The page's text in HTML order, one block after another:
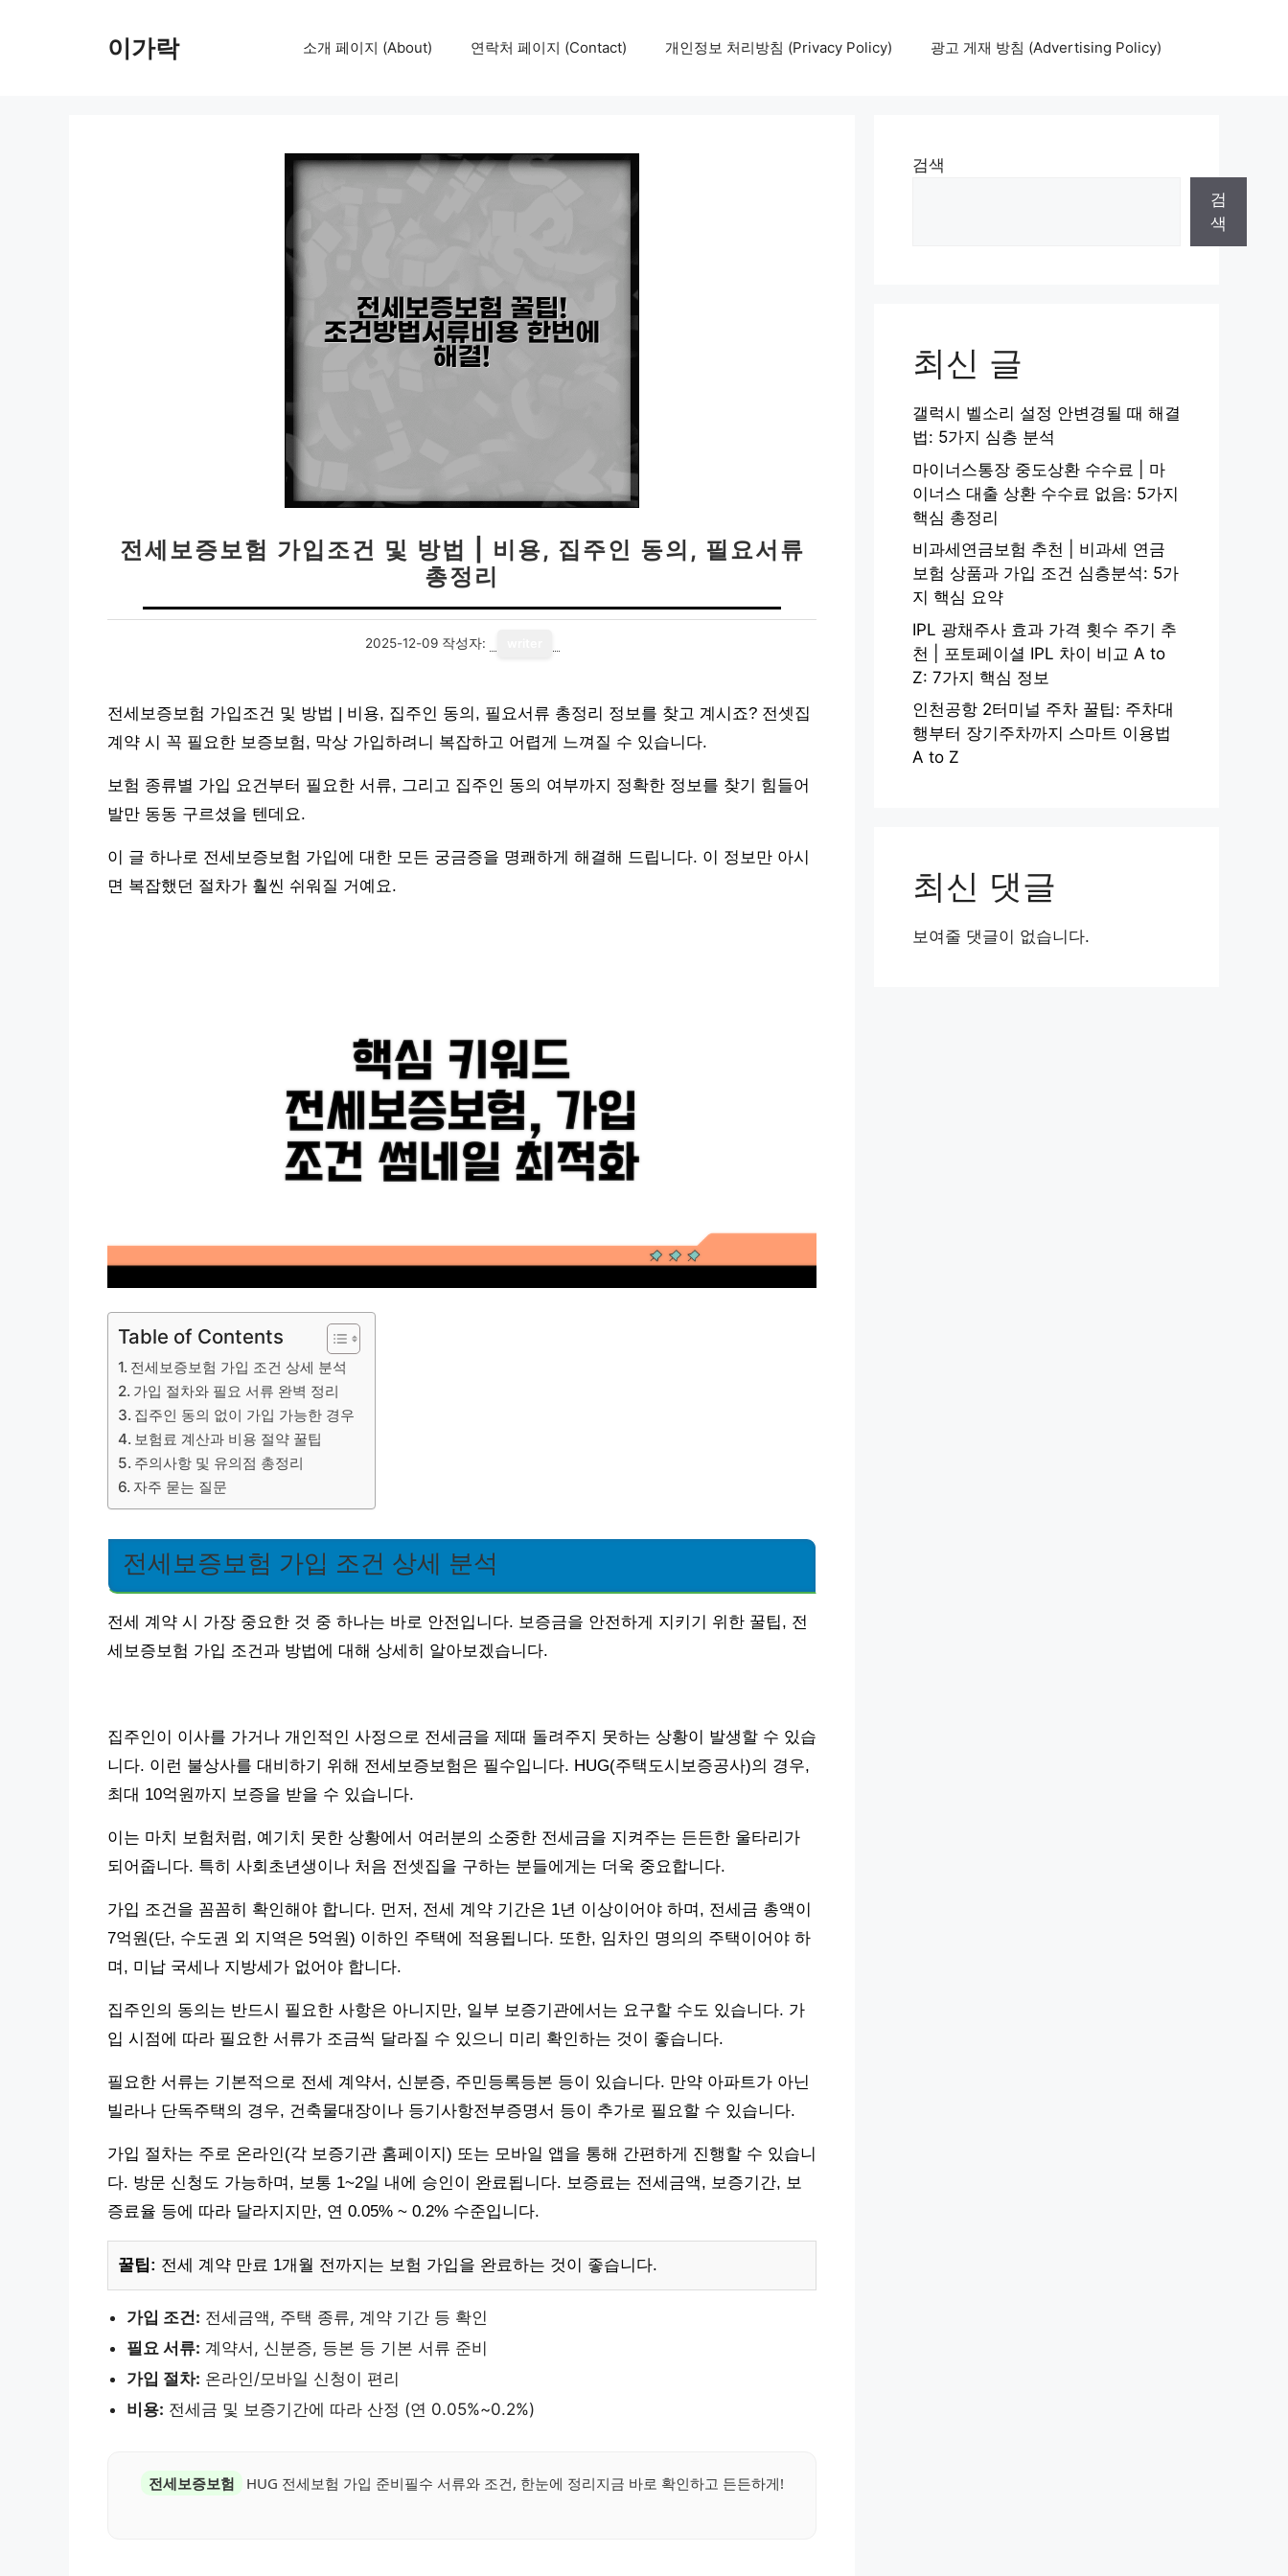
이가락 소개 페이지 (About) 연락처 페이지 (Contact) 개인정보 처리방침 (Privacy Policy) 광고 게재 방침 (Advertising Policy)
전세보증보험 가입조건 및 방법 | 비용, 집주인 동의, 필요서류
총정리
2025-12-09 작성자:
전세보증보험 가입조건 및 방법 | 비용, 집주인 동의, 필요서류 총정리 정보를 찾고 계시죠? 전셋집
계약 시 꼭 필요한 보증보험, 막상 가입하려니 복잡하고 어렵게 느껴질 수 있습니다.
보험 종류별 가입 요건부터 필요한 서류, 그리고 집주인 동의 여부까지 정확한 정보를 찾기 힘들어
발만 동동 구르셨을 텐데요.
이 글 하나로 전세보증보험 가입에 대한 모든 궁금증을 명쾌하게 해결해 드립니다. 이 정보만 아시
면 복잡했던 절차가 훨씬 쉬워질 거예요.
Table of Contents
전세보증보험 가입 조건 상세 분석
가입 절차와 필요 서류 완벽 정리
집주인 동의 없이 가입 가능한 경우
보험료 계산과 비용 절약 꿀팁
주의사항 및 유의점 총정리
자주 묻는 질문
전세보증보험 가입 조건 상세 분석
전세 계약 시 가장 중요한 것 중 하나는 바로 안전입니다. 보증금을 안전하게 지키기 위한 꿀팁, 전
세보증보험 가입 조건과 방법에 대해 상세히 알아보겠습니다.
집주인이 이사를 가거나 개인적인 사정으로 전세금을 제때 돌려주지 못하는 상황이 발생할 수 있습
니다. 이런 불상사를 대비하기 위해 전세보증보험은 필수입니다. HUG(주택도시보증공사)의 경우,
최대 10억원까지 보증을 받을 수 있습니다.
이는 마치 보험처럼, 예기치 못한 상황에서 여러분의 소중한 전세금을 지켜주는 든든한 울타리가
되어줍니다. 특히 사회초년생이나 처음 전셋집을 구하는 분들에게는 더욱 중요합니다.
가입 조건을 꼼꼼히 확인해야 합니다. 먼저, 전세 계약 기간은 1년 이상이어야 하며, 전세금 총액이
7억원(단, 수도권 외 지역은 5억원) 이하인 주택에 적용됩니다. 또한, 임차인 명의의 주택이어야 하
며, 미납 국세나 지방세가 없어야 합니다.
집주인의 동의는 반드시 필요한 사항은 아니지만, 일부 보증기관에서는 요구할 수도 있습니다. 가
입 시점에 따라 필요한 서류가 조금씩 달라질 수 있으니 미리 확인하는 것이 좋습니다.
필요한 서류는 기본적으로 전세 계약서, 신분증, 주민등록등본 등이 있습니다. 만약 아파트가 아닌
빌라나 단독주택의 경우, 건축물대장이나 등기사항전부증명서 등이 추가로 필요할 수 있습니다.
가입 절차는 주로 온라인(각 보증기관 홈페이지) 또는 모바일 앱을 통해 간편하게 진행할 수 있습니
다. 방문 신청도 가능하며, 보통 1~2일 내에 승인이 완료됩니다. 보증료는 전세금액, 보증기간, 보
증료율 등에 따라 달라지지만, 연 0.05% ~ 0.2% 수준입니다.
꿀팁: 전세 계약 만료 1개월 전까지는 보험 가입을 완료하는 것이 좋습니다.
가입 조건: 전세금액, 주택 종류, 계약 기간 등 확인
필요 서류: 계약서, 신분증, 등본 등 기본 서류 준비
가입 절차: 온라인/모바일 신청이 편리
비용: 전세금 및 보증기간에 따라 산정 (연 0.05%~0.2%)
전세보증보험 HUG 전세보험 가입 준비필수 서류와 조건, 한눈에 정리지금 바로 확인하고 든든하게!
검색
검
색
최신 글
갤럭시 벨소리 설정 안변경될 때 해결
법: 5가지 심층 분석
마이너스통장 중도상환 수수료 | 마
이너스 대출 상환 수수료 없음: 5가지
핵심 총정리
비과세연금보험 추천 | 비과세 연금
보험 상품과 가입 조건 심층분석: 5가
지 핵심 요약
IPL 광채주사 효과 가격 횟수 주기 추
천 | 포토페이셜 IPL 차이 비교 A to
Z: 7가지 핵심 정보
인천공항 2터미널 주차 꿀팁: 주차대
행부터 장기주차까지 스마트 이용법
A to Z
최신 댓글
보여줄 댓글이 없습니다.